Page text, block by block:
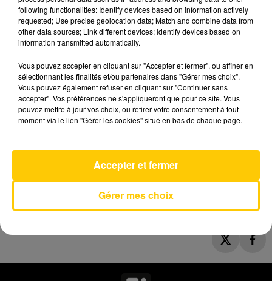
07H30
L'info de L'Aveyron
BRONSKI BEAT
AVEYRON NORD
following functionalities: Identify devices based on information actively
requested; Use precise geolocation data; Match and combine data from
other data sources; Link different devices; Identify devices based on
information transmitted automatically.
Vous pouvez accepter en cliquant sur "Accepter et fermer", ou affiner en
sélectionnant les finalités et/ou partenaires dans "Gérer mes choix".
Vous pouvez également refuser en cliquant sur "Continuer sans
accepter". Vos préférences ne s'appliqueront que pour ce site. Vous
pouvez mettre à jour vos choix, ou retirer votre consentement à tout
moment via le lien "Gérer les cookies" situé en bas de chaque page.
Gérer mes choix
Accepter et fermer